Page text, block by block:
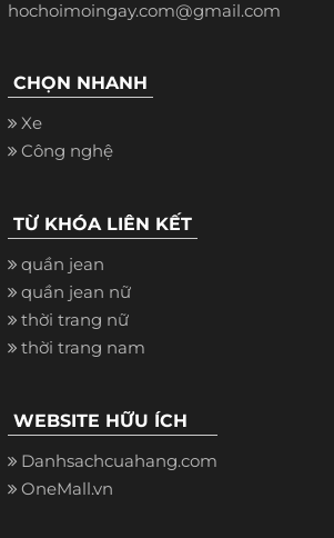
hochoimoingay.com@gmail.com
CHỌN NHANH
Xe
Công nghệ
TỪ KHÓA LIÊN KẾT
quần jean
quần jean nữ
thời trang nữ
thời trang nam
WEBSITE HỮU ÍCH
Danhsachcuahang.com
OneMall.vn